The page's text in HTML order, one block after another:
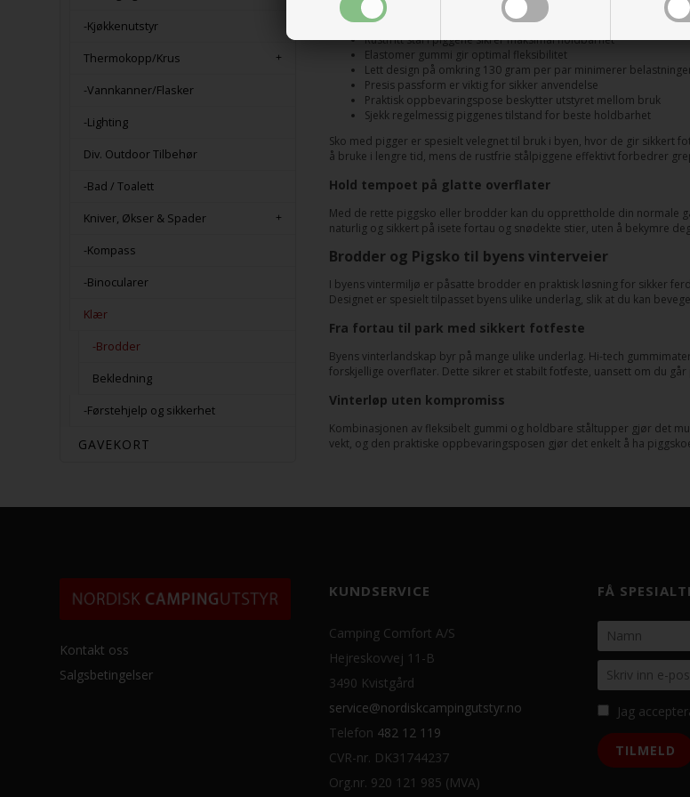
-Kjøkkenutstyr
Thermokopp/Krus
-Vannkanner/Flasker
-Lighting
Div. Outdoor Tilbehør
-Bad / Toalett
Kniver, Økser & Spader
-Kompass
-Binocularer
Klær
-Brodder
Bekledning
-Førstehjelp og sikkerhet
GAVEKORT
turen.
Rustfritt stål i piggene sikrer maksimal holdbarhet
Elastomer gummi gir optimal fleksibilitet
Lett design på omkring 130 gram per par minimerer
Presis passform er viktig for sikker anvendelse
Praktisk oppbevaringspose beskytter utstyret mellom bruk
Sjekk regelmessig piggenes tilstand for beste holdbarhet
Sko med pigger er spesielt velegnet til bruk i byen, hvor de gir sikkert
å bruke i lengre tid, mens de rustfrie stålpiggene effektivt forbedrer
Hold tempoet på glatte overflater
Med de rette piggsko eller brodder kan du opprettholde din normale
naturlig og sikkert på isete fortau og snødekte stier, uten å bekymre
Brodder og Pigsko til byens vinterveier
I byens vintermiljø er påsatte brodder en praktisk løsning for sikker
Designet er spesielt tilpasset byens ulike underlag, slik at du kan
Fra fortau til park med sikkert fotfeste
Byens vinterlandskap byr på mange ulike underlag. Hi-tech
forskjellige overflater. Dette sikrer et stabilt fotfeste, uansett om du
Vinterløp uten kompromiss
Kombinasjonen av fleksibelt gummi og holdbare ståltupper gjør det
vekt, og den praktiske oppbevaringsposen gjør det enkelt å ha
Kontakt oss
Salgsbetingelser
KUNDSERVICE
Camping Comfort A/S
Hejreskovvej 11-B
3490 Kvistgård
service@nordiskcampingutstyr.no
Telefon 482 12 119
CVR-nr. DK31744237
Org.nr. 920 121 985 (MVA)
FÅ
Jag